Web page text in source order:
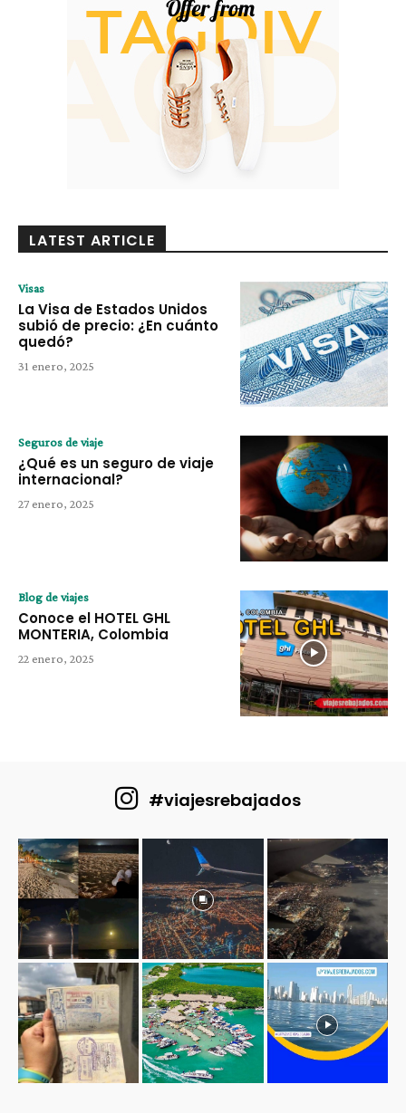
LATEST ARTICLE
Visas
La Visa de Estados Unidos
subió de precio: ¿En cuánto
quedó?
31 enero, 2025
Seguros de viaje
¿Qué es un seguro de viaje
internacional?
27 enero, 2025
Blog de viajes
Conoce el HOTEL GHL
MONTERIA, Colombia
22 enero, 2025
#viajesrebajados